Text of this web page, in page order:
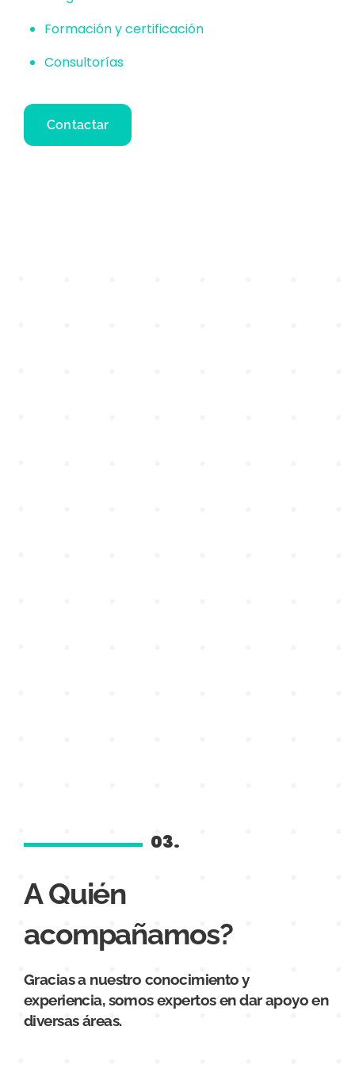
Formación y certificación
Consultorías
Contactar
03.
A Quién
acompañamos?
Gracias a nuestro conocimiento y
experiencia, somos expertos en dar apoyo en
diversas áreas.